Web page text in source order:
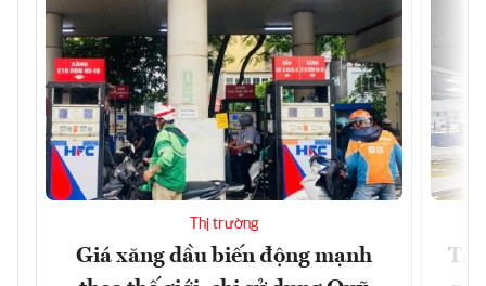
Thị trường
Giá xăng dầu biến động mạnh